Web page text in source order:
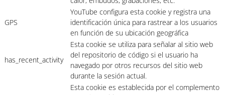
GPS
YouTube configura esta cookie y registra una
identificación única para rastrear a los usuarios
en función de su ubicación geográfica
has_recent_activity
Esta cookie se utiliza para señalar al sitio web
del repositorio de código si el usuario ha
navegado por otros recursos del sitio web
durante la sesión actual.
Esta cookie es establecida por el complemento